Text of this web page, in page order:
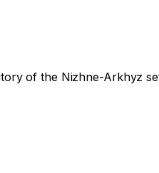
of the Nizhne-Arkhyz